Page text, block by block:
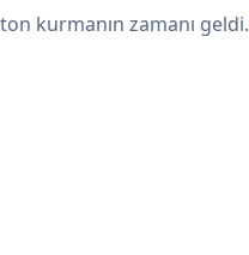
kurmanın zamanı geldi.